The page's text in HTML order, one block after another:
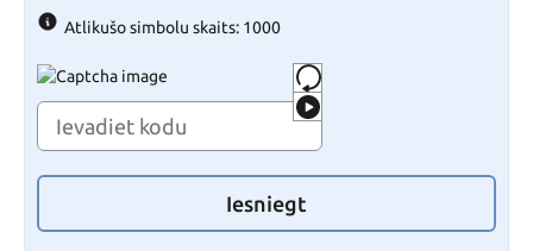
Atlikušo simbolu skaits: 1000
Iesniegt